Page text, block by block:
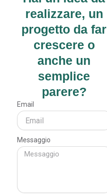
realizzare, un
progetto da far
crescere o
anche un
semplice
parere?
Email
Messaggio